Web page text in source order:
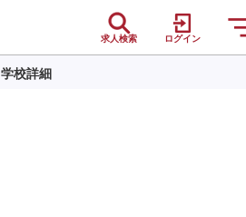
求人検索 ログイン
学校詳細